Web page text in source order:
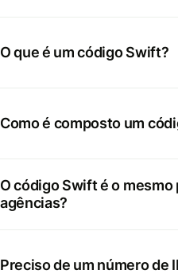
O que é um código Swift?
Como é composto um
O código Swift é o mesmo
agências?
Preciso de um número de